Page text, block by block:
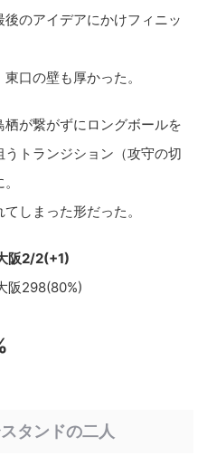
のアイデアにかけフィニッ
口の壁も厚かった。
が繋がずにロングボールを
トランジション（攻守の切
しまった形だった。
阪2/2(+1)
298(80%)
タンドの二人